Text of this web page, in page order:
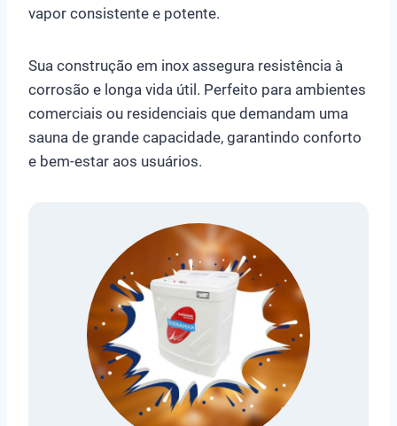
vapor consistente e potente.
Sua construção em inox assegura resistência à
corrosão e longa vida útil. Perfeito para ambientes
comerciais ou residenciais que demandam uma
sauna de grande capacidade, garantindo conforto
e bem-estar aos usuários.